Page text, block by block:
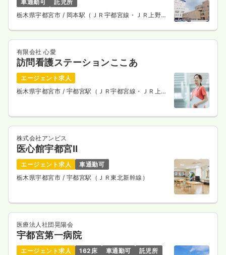
車通勤可
託児所
栃木県宇都宮市 / 岡本駅（ＪＲ宇都宮線・ＪＲ上野東
有限会社 心愛
訪問看護ステーションここあ
エージェント求人
栃木県宇都宮市 / 宇都宮駅（ＪＲ宇都宮線・ＪＲ上野
株式会社アンビス
医心館宇都宮Ⅱ
エージェント求人
車通勤可
栃木県宇都宮市 / 宇都宮駅（ＪＲ東北新幹線）
医療法人社団晃陽会
宇都宮第一病院
エージェント求人 162床 車通勤可
託児所